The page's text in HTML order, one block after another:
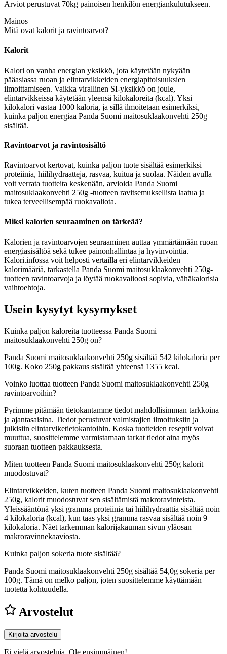
Arviot perustuvat 70kg painoisen henkilön energiankulutukseen.
Mainos
Mitä ovat kalorit ja ravintoarvot?
Kalorit
Kalori on vanha energian yksikkö, jota käytetään nykyään
pääasiassa ruoan ja elintarvikkeiden energiapitoisuuksien
ilmoittamiseen. Vaikka virallinen SI-yksikkö on joule,
elintarvikkeissa käytetään yleensä kilokaloreita (kcal). Yksi
kilokalori vastaa 1000 kaloria, ja sillä ilmoitetaan esimerkiksi,
kuinka paljon energiaa Panda Suomi maitosuklaakonvehti 250g
sisältää.
Ravintoarvot ja ravintosisältö
Ravintoarvot kertovat, kuinka paljon tuote sisältää esimerkiksi
proteiinia, hiilihydraatteja, rasvaa, kuitua ja suolaa. Näiden avulla
voit verrata tuotteita keskenään, arvioida Panda Suomi
maitosuklaakonvehti 250g -tuotteen ravitsemuksellista laatua ja
tukea terveellisempää ruokavaliota.
Miksi kalorien seuraaminen on tärkeää?
Kalorien ja ravintoarvojen seuraaminen auttaa ymmärtämään ruoan
energiasisältöä sekä tukee painonhallintaa ja hyvinvointia.
Kalori.infossa voit helposti vertailla eri elintarvikkeiden
kalorimääriä, tarkastella Panda Suomi maitosuklaakonvehti 250g-
tuotteen ravintoarvoja ja löytää ruokavalioosi sopivia, vähäkalorisia
vaihtoehtoja.
Usein kysytyt kysymykset
Kuinka paljon kaloreita tuotteessa Panda Suomi
maitosuklaakonvehti 250g on?
Panda Suomi maitosuklaakonvehti 250g sisältää 542 kilokaloria per
100g. Koko 250g pakkaus sisältää yhteensä 1355 kcal.
Voinko luottaa tuotteen Panda Suomi maitosuklaakonvehti 250g
ravintoarvoihin?
Pyrimme pitämään tietokantamme tiedot mahdollisimman tarkkoina
ja ajantasaisina. Tiedot perustuvat valmistajien ilmoituksiin ja
julkisiin elintarviketietokantoihin. Koska tuotteiden reseptit voivat
muuttua, suosittelemme varmistamaan tarkat tiedot aina myös
suoraan tuotteen pakkauksesta.
Miten tuotteen Panda Suomi maitosuklaakonvehti 250g kalorit
muodostuvat?
Elintarvikkeiden, kuten tuotteen Panda Suomi maitosuklaakonvehti
250g, kalorit muodostuvat sen sisältämistä makroravinteista.
Yleissääntönä yksi gramma proteiinia tai hiilihydraattia sisältää noin
4 kilokaloria (kcal), kun taas yksi gramma rasvaa sisältää noin 9
kilokaloria. Näet tarkemman kalorijakauman sivun yläosan
makroravinnekaaviosta.
Kuinka paljon sokeria tuote sisältää?
Panda Suomi maitosuklaakonvehti 250g sisältää 54,0g sokeria per
100g. Tämä on melko paljon, joten suosittelemme käyttämään
tuotetta kohtuudella.
Arvostelut
Kirjoita arvostelu